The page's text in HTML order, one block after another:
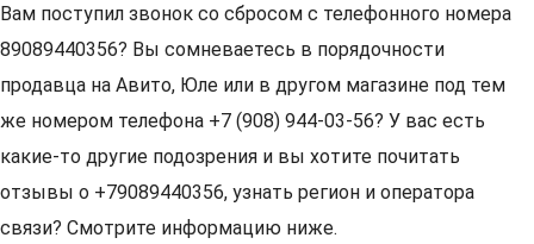
Вам поступил звонок со сбросом с телефонного номера
89089440356? Вы сомневаетесь в порядочности
продавца на Авито, Юле или в другом магазине под тем
же номером телефона +7 (908) 944-03-56? У вас есть
какие-то другие подозрения и вы хотите почитать
отзывы о +79089440356, узнать регион и оператора
связи? Смотрите информацию ниже.